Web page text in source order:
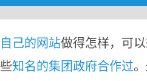
自己的网站做得怎样，可
知名的集团政府合作过